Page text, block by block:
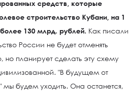
средств, которые
строительство Кубани, на 1
130 млрд. рублей. Как писали
России не будет отменять
но планирует сделать эту схему
"В будущем от
мы будем уходить. Она останется,